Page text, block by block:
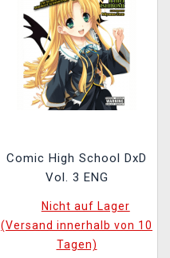
Comic High School DxD
Vol. 3 ENG
Nicht auf Lager
(Versand innerhalb von 10
Tagen)